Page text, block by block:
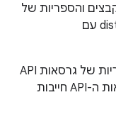
והספריות של
הוא רשימה של ספריות של גרסאות API
. הספריות של גרסאות ה-API חייבות